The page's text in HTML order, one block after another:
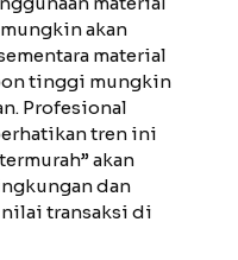
akan
material
tinggi mungkin
Profesional
tren ini
akan
dan
transaksi di